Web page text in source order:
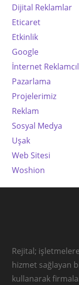
Dijital Reklamlar
Eticaret
Etkinlik
Google
İnternet
Pazarlama
Projelerimiz
Reklam
Sosyal Medya
Uşak
Web Sitesi
Woshion
Rejital;
hizmet sağlayan
kullanarak